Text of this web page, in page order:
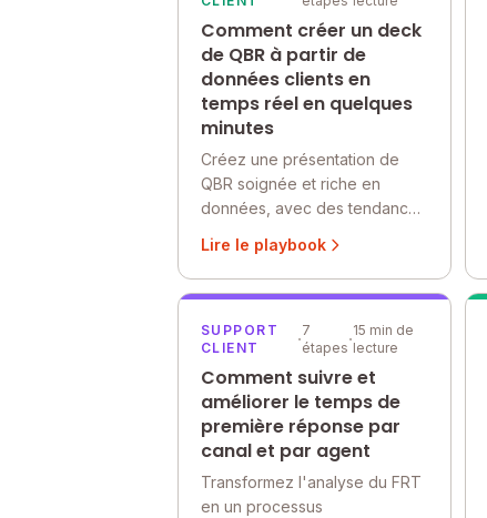
SUPPORT
CLIENT
·7
étapes·15 min de
lecture
Comment suivre et
améliorer le temps de
première réponse par
canal et par agent
Transformez l'analyse du FRT
en un processus
Comment créer un deck
de QBR à partir de
données clients en
temps réel en quelques
minutes
Créez une présentation de
QBR soignée et riche en
données, avec des tendances
santé, l'historique du support
et le contexte de
renouvellement, sans extraire
manuellement les données de
plusieurs systèmes.
Lire le playbook